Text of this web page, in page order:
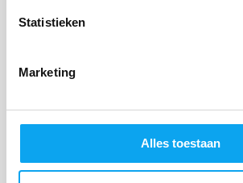
Statistieken
Marketing
Alles toestaan
Hoe eenvoudig kan ik de Hurrycane
wandelstok inklappen?
wandelstok dragen?